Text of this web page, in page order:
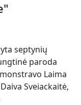
septynių
paroda
Laima
Sveiackaitė,